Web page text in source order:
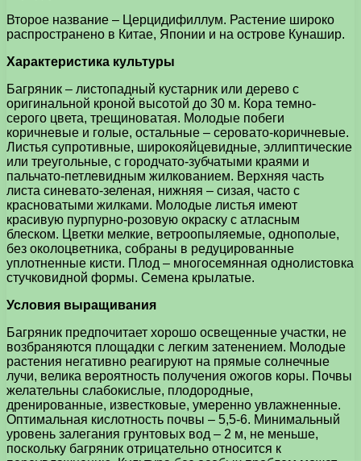
Второе название – Церцидифиллум. Растение широко
распространено в Китае, Японии и на острове Кунашир.
Характеристика культуры
Багряник – листопадный кустарник или дерево с
оригинальной кроной высотой до 30 м. Кора темно-
серого цвета, трещиноватая. Молодые побеги
коричневые и голые, остальные – серовато-коричневые.
Листья супротивные, широкояйцевидные, эллиптические
или треугольные, с городчато-зубчатыми краями и
пальчато-петлевидным жилкованием. Верхняя часть
листа синевато-зеленая, нижняя – сизая, часто с
красноватыми жилками. Молодые листья имеют
красивую пурпурно-розовую окраску с атласным
блеском. Цветки мелкие, ветроопыляемые, однополые,
без околоцветника, собраны в редуцированные
уплотненные кисти. Плод – многосемянная однолистовка
стучковидной формы. Семена крылатые.
Условия выращивания
Багряник предпочитает хорошо освещенные участки, не
возбраняются площадки с легким затенением. Молодые
растения негативно реагируют на прямые солнечные
лучи, велика вероятность получения ожогов коры. Почвы
желательны слабокислые, плодородные,
дренированные, известковые, умеренно увлажненные.
Оптимальная кислотность почвы – 5,5-6. Минимальный
уровень залегания грунтовых вод – 2 м, не меньше,
поскольку багряник отрицательно относится к